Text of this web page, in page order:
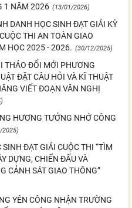
1 NĂM 2026 (13/01/2026)
DANH HỌC SINH ĐẠT GIẢI KỲ
THI AN TOÀN GIAO
HỌC 2025 - 2026. (30/12/2025)
THẢO ĐỔI MỚI PHƯƠNG
ĐẶT CÂU HỎI VÀ KĨ THUẬT
VIẾT ĐOẠN VĂN NGHỊ
HƯƠNG TƯỞNG NHỚ CÔNG
2025)
ĐẠT GIẢI CUỘC THI “TÌM
DỰNG, CHIẾN ĐẤU VÀ
CẢNH SÁT GIAO THÔNG”
YÊN CÔNG NHẬN TRƯỜNG